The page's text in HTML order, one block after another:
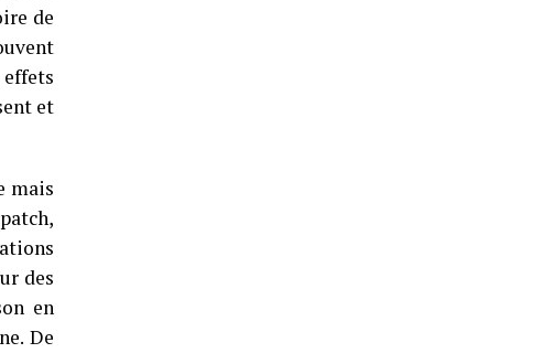
de
effets
et
mais
des
en
De